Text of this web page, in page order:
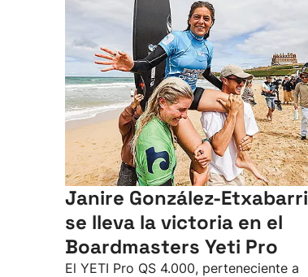
Janire González-Etxabarri
se lleva la victoria en el
Boardmasters Yeti Pro
El YETI Pro QS 4.000, perteneciente a